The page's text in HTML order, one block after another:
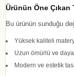
Ürünün Öne Çıkan
Bu ürünün sunduğu
Yüksek kaliteli
Uzun ömürlü ve
Modern ve estetik